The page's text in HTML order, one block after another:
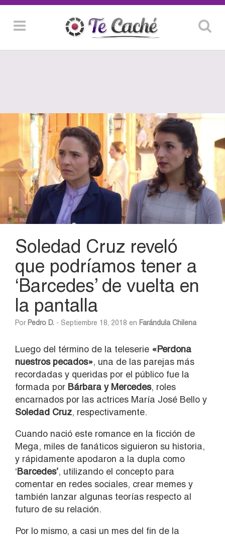
Soledad Cruz reveló
que podríamos tener a
‘Barcedes’ de vuelta en
la pantalla
Por Pedro D. - Septiembre 18, 2018 en Farándula Chilena
Luego del término de la teleserie «Perdona
nuestros pecados», una de las parejas más
recordadas y queridas por el público fue la
formada por Bárbara y Mercedes, roles
encarnados por las actrices María José Bello y
Soledad Cruz, respectivamente.
Cuando nació este romance en la ficción de
Mega, miles de fanáticos siguieron su historia,
y rápidamente apodaron a la dupla como
‘Barcedes’, utilizando el concepto para
comentar en redes sociales, crear memes y
también lanzar algunas teorías respecto al
futuro de su relación.
Por lo mismo, a casi un mes del fin de la